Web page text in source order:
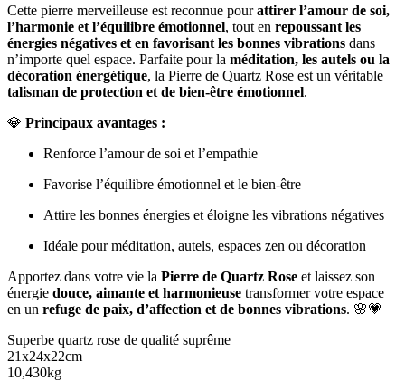
Cette pierre merveilleuse est reconnue pourattirer l’amour de soi,
l’harmonie et l’équilibre émotionnel, tout en repoussant les
énergies négatives et en favorisant les bonnes vibrations dans
n’importe quel espace. Parfaite pour la méditation, les autels ou la
décoration énergétique, la Pierre de Quartz Rose est un véritable
talisman de protection et de bien-être émotionnel.
💎 Principaux avantages :
Renforce l’amour de soi et l’empathie
Favorise l’équilibre émotionnel et le bien-être
Attire les bonnes énergies et éloigne les vibrations négatives
Idéale pour méditation, autels, espaces zen ou décoration
Apportez dans votre vie la Pierre de Quartz Rose et laissez son
énergie douce, aimante et harmonieuse transformer votre espace
en un refuge de paix, d’affection et de bonnes vibrations. 🌸💗
Superbe quartz rose de qualité suprême
21x24x22cm
10,430kg